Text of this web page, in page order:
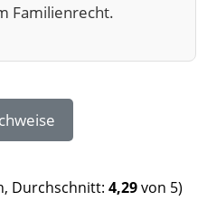
Familienrecht.
Durchschnitt: 4,29von 5)